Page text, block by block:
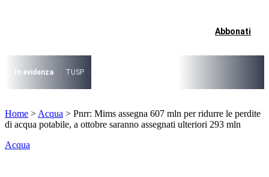
I più cercati
Lorem ipsum dolor sit amet consectetur
Lorem ipsum dolor sit amet consectetur
Abbonati
In evidenza TUSP
Lorem ipsum dolor sit amet consectetur
Home > Acqua > Pnrr: Mims assegna 607 mln per ridurre le perdite
di acqua potabile, a ottobre saranno assegnati ulteriori 293 mln
Acqua